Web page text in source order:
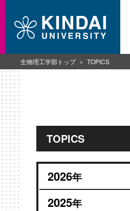
TOPICS
2026年
2025年
生物理工学部トップ TOPICS